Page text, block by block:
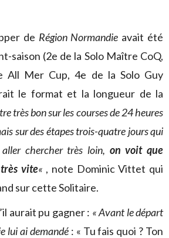
de Région Normandie avait été
saison (2e de la Solo Maître CoQ,
All Mer Cup, 4e de la Solo Guy
le format et la longueur de la
très bon sur les courses de 24 heures
sur des étapes trois-quatre jours qui
chercher très loin, on voit que
vite« , note Dominic Vittet qui
sur cette Solitaire.
aurait pu gagner : « Avant le départ
lui ai demandé : « Tu fais quoi ? Ton